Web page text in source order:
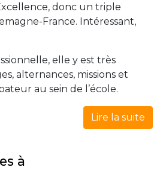
donc un triple
France. Intéressant,
elle y est très
alternances, missions et
au sein de l’école.
Lire la suite
à